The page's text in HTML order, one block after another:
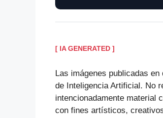
[ IA GENERATED ]
Las imágenes publicadas
de Inteligencia Artificial. No
intencionadamente material
con fines artísticos,